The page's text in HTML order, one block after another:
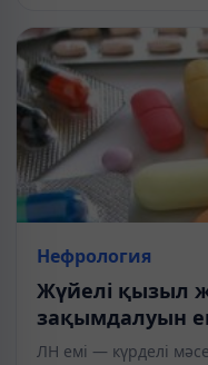
Нефрология
Жүйелі қызыл
зақымдалуын
ЛН емі — күрделі